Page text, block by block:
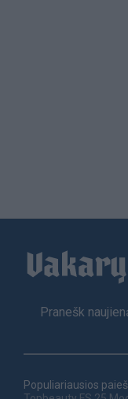
Footer
Pranešk
Populiariausios